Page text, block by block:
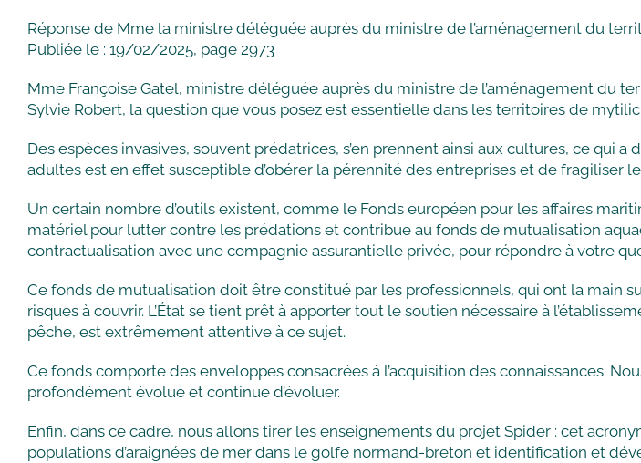
Réponse de Mme la ministre déléguée auprès du ministre de l’aménagement du
Publiée le : 19/02/2025, page 2973
Mme Françoise Gatel, ministre déléguée auprès du ministre de l’aménagement du
Sylvie Robert, la question que vous posez est essentielle dans les territoires de
Des espèces invasives, souvent prédatrices, s’en prennent ainsi aux cultures, ce qui
adultes est en effet susceptible d’obérer la pérennité des entreprises et de fragiliser
Un certain nombre d’outils existent, comme le Fonds européen pour les affaires
matériel pour lutter contre les prédations et contribue au fonds de mutualisation
contractualisation avec une compagnie assurantielle privée, pour répondre à votre
Ce fonds de mutualisation doit être constitué par les professionnels, qui ont la main
risques à couvrir. L’État se tient prêt à apporter tout le soutien nécessaire à
pêche, est extrêmement attentive à ce sujet.
Ce fonds comporte des enveloppes consacrées à l’acquisition des connaissances.
profondément évolué et continue d’évoluer.
Enfin, dans ce cadre, nous allons tirer les enseignements du projet Spider : cet
populations d’araignées de mer dans le golfe normand-breton et identification et